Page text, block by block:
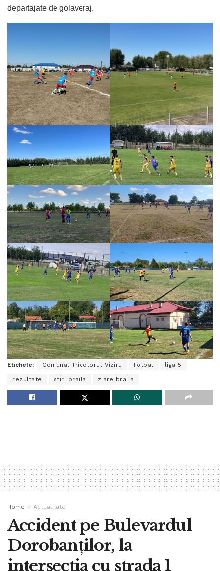
departajate de golaveraj.
Etichete: Comunal Tricolorul Viziru Fotbal liga 5
rezultate stiri braila ziare braila
Home Actualitate
Accident pe Bulevardul
Dorobanților, la
intersecția cu strada 1